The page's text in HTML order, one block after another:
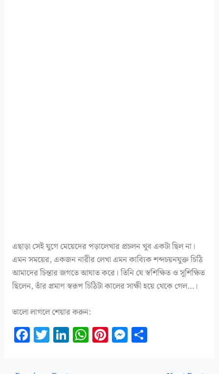
এছাড়া সেই যুগে মেয়েদের পড়ালেখার প্রচলন খুব একটা ছিল না।
এমন সময়ের, একজন নারীর লেখা এমন কাব্যিক শব্দচয়নযুক্ত চিঠি
আমাদের চিন্তার জগতে আঘাত করে। তিনি যে স্বশিক্ষিত ও সুশিক্ষিত
ছিলেন, তাঁর প্রমাণ স্বরূপ চিঠিটা কালের সাক্ষী হয়ে থেকে গেল…।
ভালো লাগলে শেয়ার করুন:
F
a
c
T
w
Li
n
W
h
Pi
n
M
es